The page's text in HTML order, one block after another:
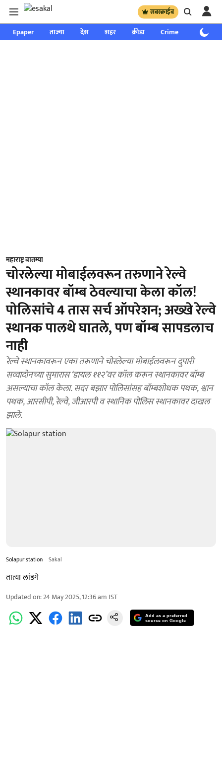
सबस्क्राईब
Epaper ताज्या देश शहर क्रीडा Crime साप्ताहिक
महाराष्ट्र बातम्या
चोरलेल्या मोबाईलवरून तरुणाने रेल्वे
स्थानकावर बॉम्ब ठेवल्याचा केला कॉल!
पोलिसांचे 4 तास सर्च ऑपरेशन; अख्खे रेल्वे
स्थानक पालथे घातले, पण बॉम्ब सापडलाच
नाही
रेल्वे स्थानकावरून एका तरूणाने चोरलेल्या मोबाईलवरून दुपारी
सव्वादोनच्या सुमारास ‘डायल ११२’वर कॉल करून स्थानकावर बॉम्ब
असल्याचा कॉल केला. सदर बझार पोलिसांसह बॉम्बशोधक पथक, श्वान
पथक, आरसीपी, रेल्वे, जीआरपी व स्थानिक पोलिस स्थानकावर दाखल
झाले.
Solapur station Sakal
तात्या लांडगे
Updated on:24 May 2025, 12:36 am IST
Add as a preferred
source on Google